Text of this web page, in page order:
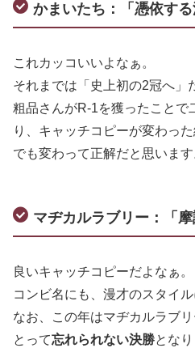
かまいたち：「憑依す
これカッコいいよなぁ。
それまでは「史上初の2冠へ」
粗品さんがR-1を獲ったことで
り、キャッチコピーが変わった
でも変わって正解だと思います
マヂカルラブリー：「
良いキャッチコピーだよなぁ。
コンビ名にも、漫才のスタイル
なお、この年はマヂカルラブ
とって忘れられない決勝となり